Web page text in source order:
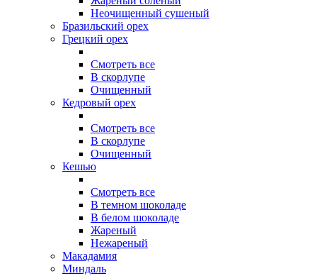
Неочищенный сушеный
Бразильский орех
Грецкий орех
Смотреть все
В скорлупе
Очищенный
Кедровый орех
Смотреть все
В скорлупе
Очищенный
Кешью
Смотреть все
В темном шоколаде
В белом шоколаде
Жареный
Нежареный
Макадамия
Миндаль